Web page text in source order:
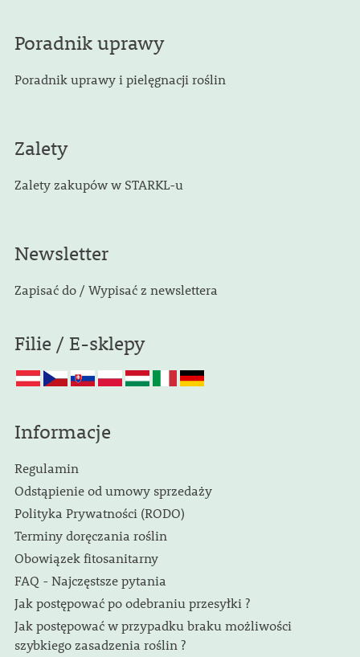
Poradnik uprawy
Poradnik uprawy i pielęgnacji roślin
Zalety
Zalety zakupów w STARKL-u
Newsletter
Zapisać do / Wypisać z newslettera
Filie / E-sklepy
Informacje
Regulamin
Odstąpienie od umowy sprzedaży
Polityka Prywatności (RODO)
Terminy doręczania roślin
Obowiązek fitosanitarny
FAQ - Najczęstsze pytania
Jak postępować po odebraniu przesyłki ?
Jak postępować w przypadku braku możliwości
szybkiego zasadzenia roślin ?